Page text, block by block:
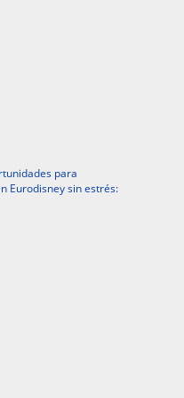
para
Eurodisney sin estrés: